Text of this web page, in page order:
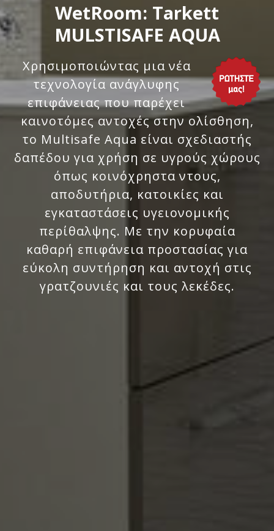
WetRoom: Tarkett
MULSTISAFE AQUA
Χρησιμοποιώντας μια νέα
τεχνολογία ανάγλυφης
επιφάνειας που παρέχει
καινοτόμες αντοχές στην ολίσθηση,
το Multisafe Aqua είναι σχεδιαστής
δαπέδου για χρήση σε υγρούς χώρους
όπως κοινόχρηστα ντους,
αποδυτήρια, κατοικίες και
εγκαταστάσεις υγειονομικής
περίθαλψης. Με την κορυφαία
καθαρή επιφάνεια προστασίας για
εύκολη συντήρηση και αντοχή στις
γρατζουνιές και τους λεκέδες.